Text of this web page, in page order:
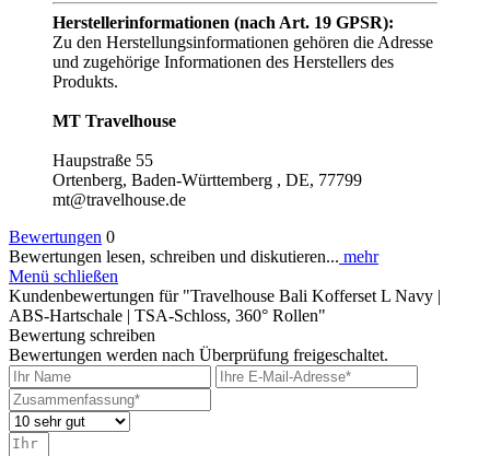
Herstellerinformationen (nach Art. 19 GPSR):
Zu den Herstellungsinformationen gehören die Adresse
und zugehörige Informationen des Herstellers des
Produkts.
MT Travelhouse
Haupstraße 55
Ortenberg, Baden-Württemberg , DE, 77799
mt@travelhouse.de
Bewertungen 0
Bewertungen lesen, schreiben und diskutieren... mehr
Menü schließen
Kundenbewertungen für "Travelhouse Bali Kofferset L Navy |
ABS-Hartschale | TSA-Schloss, 360° Rollen"
Bewertung schreiben
Bewertungen werden nach Überprüfung freigeschaltet.